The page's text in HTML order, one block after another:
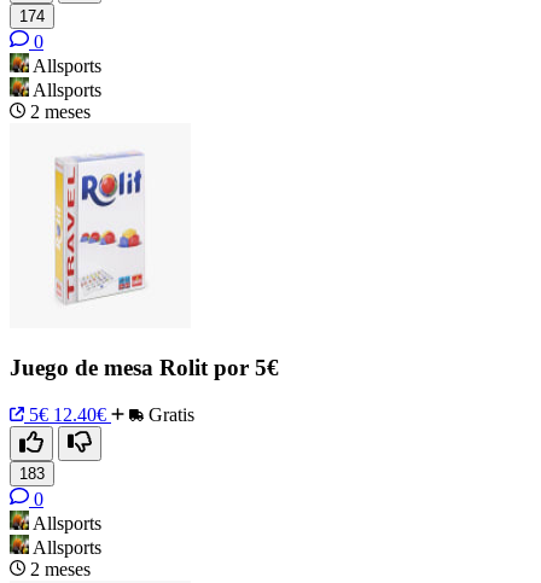
174
0
Allsports
Allsports
2 meses
Juego de mesa Rolit por 5€
5€ 12.40€ Gratis
183
0
Allsports
Allsports
2 meses